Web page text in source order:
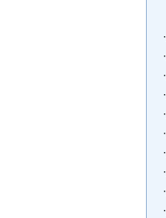
·
·
·
·
·
·
·
·
·
·